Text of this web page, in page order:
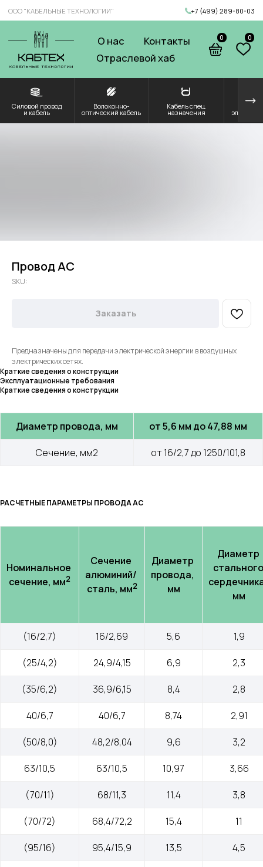
ООО "КАБЕЛЬНЫЕ ТЕХНОЛОГИИ"
Отраслевой хаб
Провод АС
SKU:
Заказать
Предназначены для передачи электрической энергии в воздушных
электрических сетях.
Краткие сведения о конструкции
Эксплуатационные требования
Краткие сведения о конструкции
Диаметр провода, мм от 5,6 мм до 47,88 мм
Сечение, мм2 от 16/2,7 до 1250/101,8
РАСЧЕТНЫЕ ПАРАМЕТРЫ ПРОВОДА АС
Номинальное
сечение, мм2
Сечение
алюминий/
сталь, мм2
Диаметр
провода,
мм
Диаметр
стального
мм
(16/2,7) 16/2,69 5,6 1,9
(25/4,2) 24,9/4,15 6,9 2,3
(35/6,2) 36,9/6,15 8,4 2,8
40/6,7 40/6,7 8,74 2,91
(50/8,0) 48,2/8,04 9,6 3,2
63/10,5 63/10,5 10,97 3,66
(70/11) 68/11,3 11,4 3,8
(70/72) 68,4/72,2 15,4 11
(95/16) 95,4/15,9 13,5 4,5